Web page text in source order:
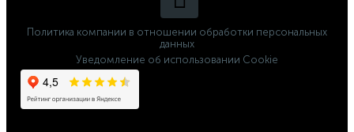
Политика компании в отношении обработки персональных
данных
Уведомление об использовании Cookie